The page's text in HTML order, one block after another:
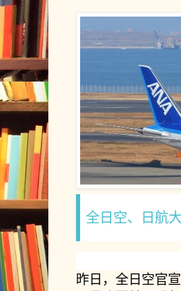
全日空、日航
昨日，全日空官宣